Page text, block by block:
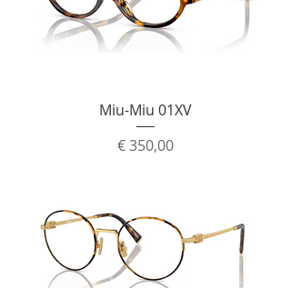
Miu-Miu 01XV
Prijs
€ 350,00